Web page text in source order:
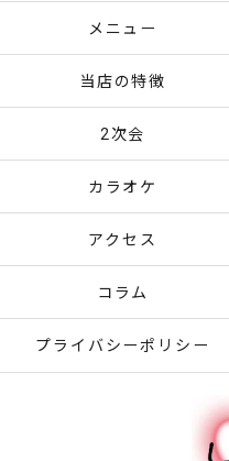
メニュー
当店の特徴
2次会
カラオケ
アクセス
コラム
プライバシーポリシー